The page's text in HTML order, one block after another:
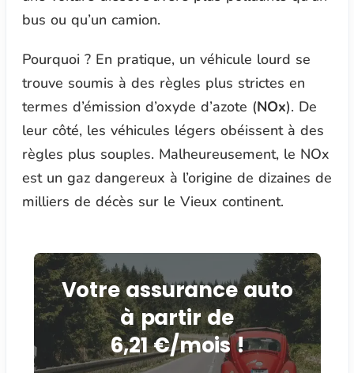
bus ou qu’un camion.
Pourquoi ? En pratique, un véhicule lourd se
trouve soumis à des règles plus strictes en
termes d’émission d’oxyde d’azote (NOx). De
leur côté, les véhicules légers obéissent à des
règles plus souples. Malheureusement, le NOx
est un gaz dangereux à l’origine de dizaines de
milliers de décès sur le Vieux continent.
Votre assurance auto
à partir de
6,21 €/mois !